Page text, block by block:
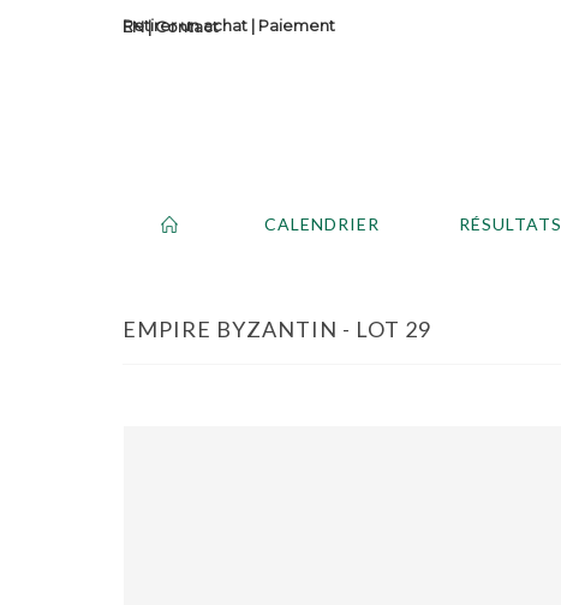
Contact
Retirer un achat | Paiement
CALENDRIER RÉSULTATS
EMPIRE BYZANTIN - LOT 29